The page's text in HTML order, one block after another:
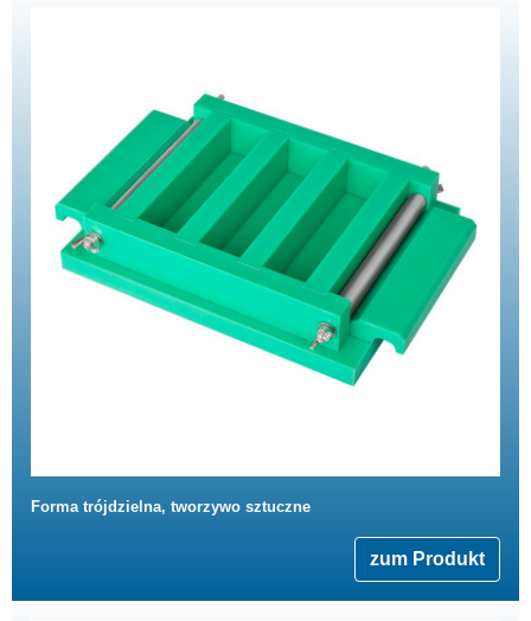
Forma trójdzielna, tworzywo sztuczne
zum Produkt